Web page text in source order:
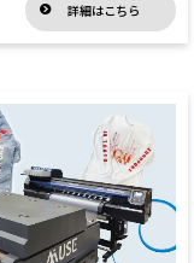
詳細はこちら